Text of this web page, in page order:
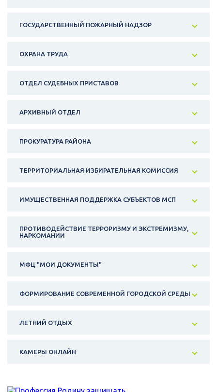
ГОСУДАРСТВЕННЫЙ ПОЖАРНЫЙ НАДЗОР
ОХРАНА ТРУДА
ОТДЕЛ СУДЕБНЫХ ПРИСТАВОВ
АРХИВНЫЙ ОТДЕЛ
ПРОКУРАТУРА РАЙОНА
ТЕРРИТОРИАЛЬНАЯ ИЗБИРАТЕЛЬНАЯ КОМИССИЯ
ИМУЩЕСТВЕННАЯ ПОДДЕРЖКА СУБЪЕКТОВ МСП
ПРОТИВОДЕЙСТВИЕ ТЕРРОРИЗМУ И ЭКСТРЕМИЗМУ,
НАРКОМАНИИ
МФЦ "МОИ ДОКУМЕНТЫ"
ФОРМИРОВАНИЕ СОВРЕМЕННОЙ ГОРОДСКОЙ СРЕДЫ
ЛЕТНИЙ ОТДЫХ
КАМЕРЫ ОНЛАЙН